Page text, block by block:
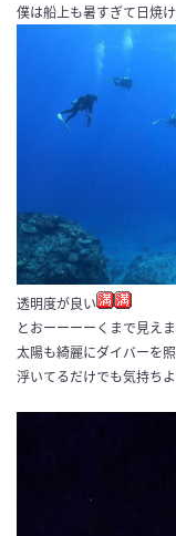
僕は船上も暑すぎて日焼
透明度が良い
とおーーーーくまで見え
太陽も綺麗にダイバーを
浮いてるだけでも気持ち